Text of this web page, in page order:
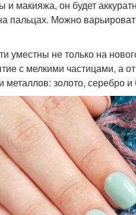
макияжа, он будет
Можно
уместны не только на
с мелкими частицами, а
золото, серебро и